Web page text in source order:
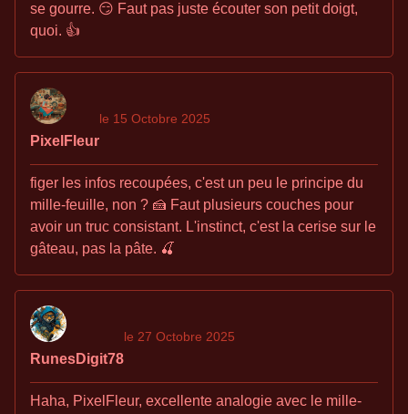
se gourre. 😏 Faut pas juste écouter son petit doigt,
quoi. 👍
PixelFleur
le 15 Octobre 2025
figer les infos recoupées, c'est un peu le principe du
mille-feuille, non ? 🍰 Faut plusieurs couches pour
avoir un truc consistant. L'instinct, c'est la cerise sur le
gâteau, pas la pâte. 🍒
RunesDigit78
le 27 Octobre 2025
Haha, PixelFleur, excellente analogie avec le mille-